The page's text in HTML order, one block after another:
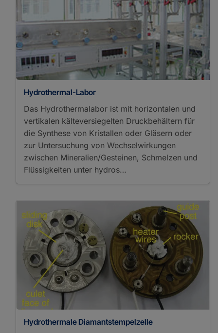
Hydrothermal-Labor
Das Hydrothermalabor ist mit horizontalen und
vertikalen kälteversiegelten Druckbehältern für
die Synthese von Kristallen oder Gläsern oder
zur Untersuchung von Wechselwirkungen
zwischen Mineralien/Gesteinen, Schmelzen und
Flüssigkeiten unter hydros…
Hydrothermale Diamantstempelzelle